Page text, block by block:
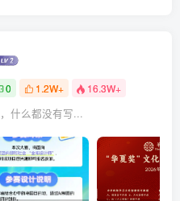
0 1.2W+ 16.3W+
什么都没有写...